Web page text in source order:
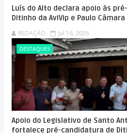
Luís do Alto declara apoio às
Ditinho da AviVip e Paulo Câmara
REDAÇÃO Jul 16, 2026
DESTAQUES
Apoio do Legislativo de Santo
fortalece pré-candidatura de